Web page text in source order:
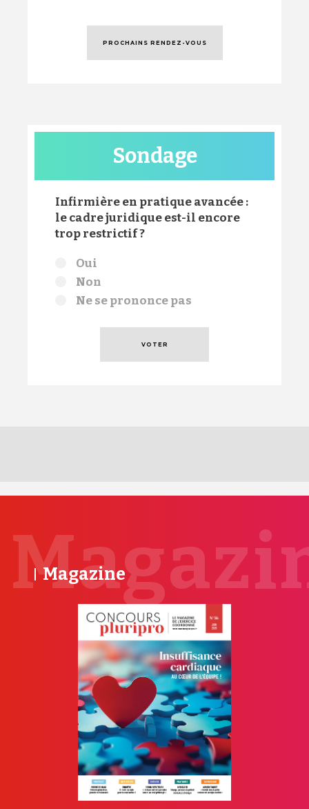
PROCHAINS RENDEZ-VOUS
Sondage
Infirmière en pratique avancée :
le cadre juridique est-il encore
trop restrictif ?
ChoixOui
Non
Ne se prononce pas
Magazine